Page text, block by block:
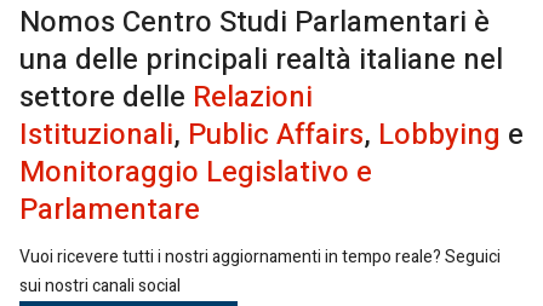
Nomos Centro Studi Parlamentari è
una delle principali realtà italiane nel
settore delle Relazioni
Istituzionali, Public Affairs, Lobbying e
Monitoraggio Legislativo e
Parlamentare
Vuoi ricevere tutti i nostri aggiornamenti in tempo reale? Seguici
sui nostri canali social